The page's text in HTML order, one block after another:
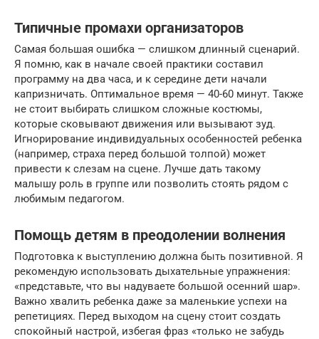
Типичные промахи организаторов
Самая большая ошибка — слишком длинный сценарий.
Я помню, как в начале своей практики составил
программу на два часа, и к середине дети начали
капризничать. Оптимальное время — 40-60 минут. Также
не стоит выбирать слишком сложные костюмы,
которые сковывают движения или вызывают зуд.
Игнорирование индивидуальных особенностей ребенка
(например, страха перед большой толпой) может
привести к слезам на сцене. Лучше дать такому
малышу роль в группе или позволить стоять рядом с
любимым педагогом.
Помощь детям в преодолении волнения
Подготовка к выступлению должна быть позитивной. Я
рекомендую использовать дыхательные упражнения:
«представьте, что вы надуваете большой осенний шар».
Важно хвалить ребенка даже за маленькие успехи на
репетициях. Перед выходом на сцену стоит создать
спокойный настрой, избегая фраз «только не забудь